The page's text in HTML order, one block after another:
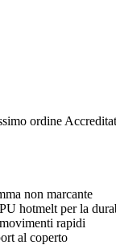
ordine
non marcante
hotmelt per la
rapidi
al coperto